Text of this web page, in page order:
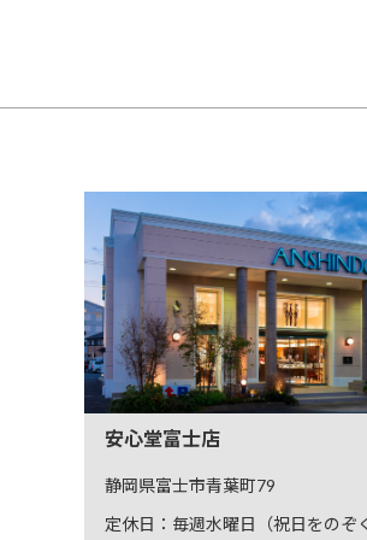
安心堂富士店
静岡県富士市青葉町79
定休日：毎週水曜日（祝日をのぞ